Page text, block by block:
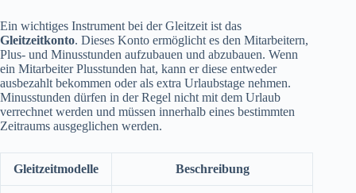
Ein wichtiges Instrument bei der Gleitzeit ist das
Gleitzeitkonto. Dieses Konto ermöglicht es den Mitarbeitern,
Plus- und Minusstunden aufzubauen und abzubauen. Wenn
ein Mitarbeiter Plusstunden hat, kann er diese entweder
ausbezahlt bekommen oder als extra Urlaubstage nehmen.
Minusstunden dürfen in der Regel nicht mit dem Urlaub
verrechnet werden und müssen innerhalb eines bestimmten
Zeitraums ausgeglichen werden.
Gleitzeitmodelle Beschreibung